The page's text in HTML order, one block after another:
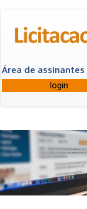
Área de assinantes